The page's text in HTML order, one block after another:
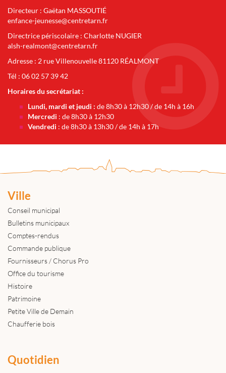
Directeur : Gaëtan MASSOUTIÉ
enfance-jeunesse@centretarn.fr
Directrice périscolaire : Charlotte NUGIER
alsh-realmont@centretarn.fr
Adresse : 2 rue Villenouvelle 81120 RÉALMONT
Tél : 06 02 57 39 42
Horaires du secrétariat :
Lundi, mardi et jeudi : de 8h30 à 12h30 / de 14h à 16h
Mercredi : de 8h30 à 12h30
Vendredi : de 8h30 à 13h30 / de 14h à 17h
Ville
Conseil municipal
Bulletins municipaux
Comptes-rendus
Commande publique
Fournisseurs / Chorus Pro
Office du tourisme
Histoire
Patrimoine
Petite Ville de Demain
Chaufferie bois
Quotidien